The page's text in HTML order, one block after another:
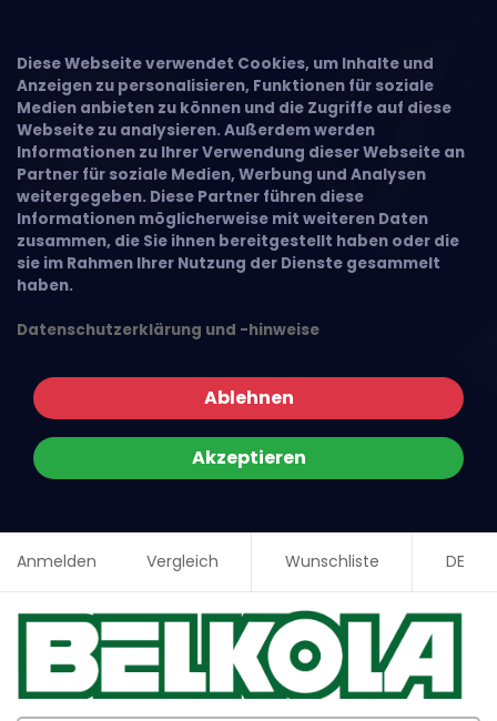
Diese Webseite verwendet Cookies, um Inhalte und
Anzeigen zu personalisieren, Funktionen für soziale
Medien anbieten zu können und die Zugriffe auf diese
Webseite zu analysieren. Außerdem werden
Informationen zu Ihrer Verwendung dieser Webseite an
Partner für soziale Medien, Werbung und Analysen
weitergegeben. Diese Partner führen diese
Informationen möglicherweise mit weiteren Daten
zusammen, die Sie ihnen bereitgestellt haben oder die
sie im Rahmen Ihrer Nutzung der Dienste gesammelt
haben.
Datenschutzerklärung und -hinweise
Ablehnen
Akzeptieren
Anmelden Vergleich Wunschliste DE